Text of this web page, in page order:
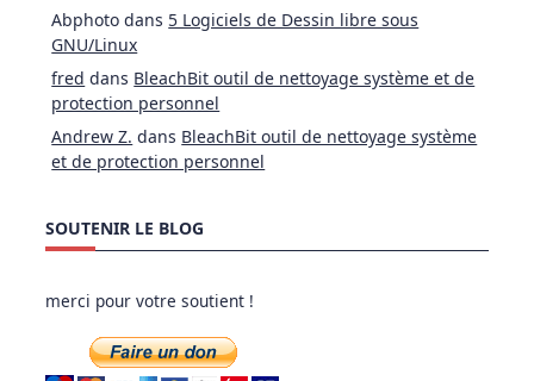
Abphoto dans 5 Logiciels de Dessin libre sous
GNU/Linux
fred dans BleachBit outil de nettoyage système et de
protection personnel
Andrew Z. dans BleachBit outil de nettoyage système
et de protection personnel
SOUTENIR LE BLOG
merci pour votre soutient !